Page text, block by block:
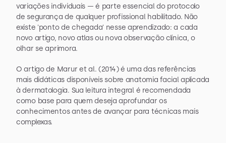
variações individuais — é parte essencial do protocolo
de segurança de qualquer profissional habilitado. Não
existe 'ponto de chegada' nesse aprendizado: a cada
novo artigo, novo atlas ou nova observação clínica, o
olhar se aprimora.
O artigo de Marur et al. (2014) é uma das referências
mais didáticas disponíveis sobre anatomia facial aplicada
à dermatologia. Sua leitura integral é recomendada
como base para quem deseja aprofundar os
conhecimentos antes de avançar para técnicas mais
complexas.